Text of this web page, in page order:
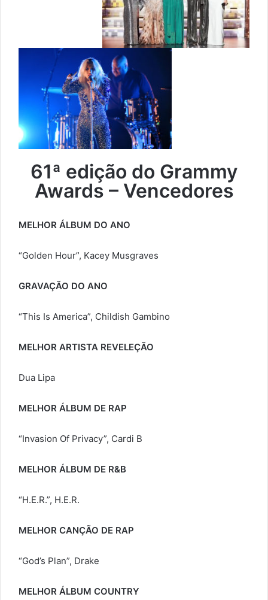
61ª edição do Grammy
Awards – Vencedores
MELHOR ÁLBUM DO ANO
“Golden Hour”, Kacey Musgraves
GRAVAÇÃO DO ANO
“This Is America”, Childish Gambino
MELHOR ARTISTA REVELEÇÃO
Dua Lipa
MELHOR ÁLBUM DE RAP
“Invasion Of Privacy”, Cardi B
MELHOR ÁLBUM DE R&B
“H.E.R.”, H.E.R.
MELHOR CANÇÃO DE RAP
“God’s Plan”, Drake
MELHOR ÁLBUM COUNTRY